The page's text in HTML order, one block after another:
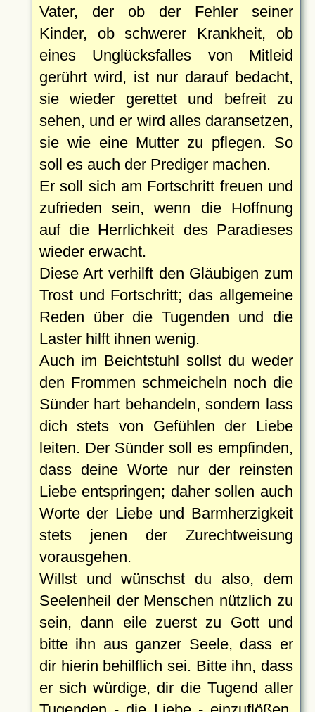
Vater, der ob der Fehler seiner
Kinder, ob schwerer Krankheit, ob
eines Unglücksfalles von Mitleid
gerührt wird, ist nur darauf bedacht,
sie wieder gerettet und befreit zu
sehen, und er wird alles daransetzen,
sie wie eine Mutter zu pflegen. So
soll es auch der Prediger machen.
Er soll sich am Fortschritt freuen und
zufrieden sein, wenn die Hoffnung
auf die Herrlichkeit des Paradieses
wieder erwacht.
Diese Art verhilft den Gläubigen zum
Trost und Fortschritt; das allgemeine
Reden über die Tugenden und die
Laster hilft ihnen wenig.
Auch im Beichtstuhl sollst du weder
den Frommen schmeicheln noch die
Sünder hart behandeln, sondern lass
dich stets von Gefühlen der Liebe
leiten. Der Sünder soll es empfinden,
dass deine Worte nur der reinsten
Liebe entspringen; daher sollen auch
Worte der Liebe und Barmherzigkeit
stets jenen der Zurechtweisung
vorausgehen.
Willst und wünschst du also, dem
Seelenheil der Menschen nützlich zu
sein, dann eile zuerst zu Gott und
bitte ihn aus ganzer Seele, dass er
dir hierin behilflich sei. Bitte ihn, dass
er sich würdige, dir die Tugend aller